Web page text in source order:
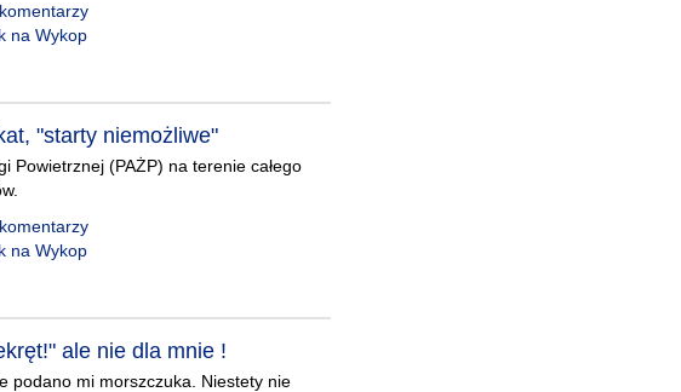
na Wykop
"starty niemożliwe"
Powietrznej (PAŻP) na terenie całego
na Wykop
ale nie dla mnie !
podano mi morszczuka. Niestety nie